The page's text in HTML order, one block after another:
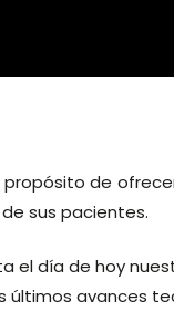
propósito de
sus pacientes.
día de hoy
avances